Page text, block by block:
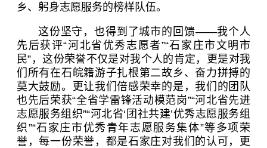
乡、躬身志愿服务的榜样队伍。
这份坚守，也得到了城市的回馈——我个人
先后获评“河北省优秀志愿者”“石家庄市文明市
民”，这份荣誉不仅是对我个人的肯定，更是对我
们所有在石皖籍游子扎根第二故乡、奋力拼搏的
莫大鼓励。更让我们倍感荣幸的是，我们的团队
也先后荣获“全省学雷锋活动模范岗”“河北省先进
志愿服务组织”“河北省‘团社共建’优秀志愿服务组
织”“石家庄市优秀青年志愿服务集体”等多项荣
誉，每一份荣誉，都是石家庄对我们的认可，更